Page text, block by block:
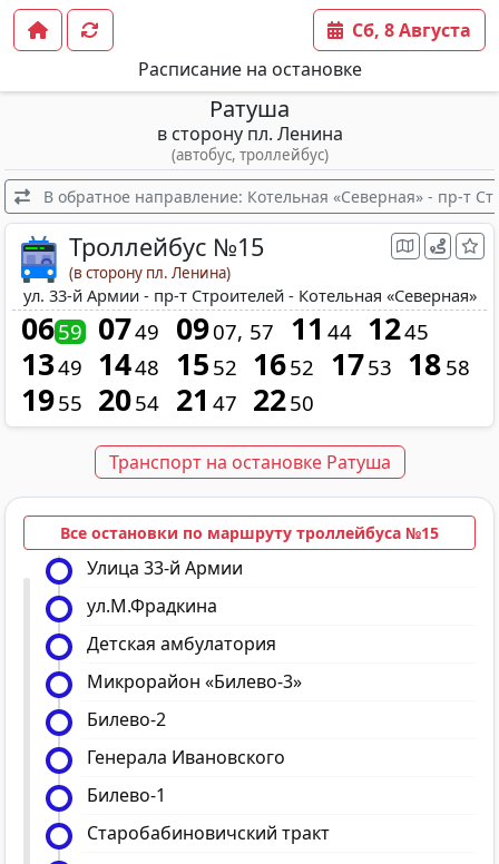
Расписание на остановке
Сб, 8 Августа
Ратуша
в сторону пл. Ленина
(автобус, троллейбус)
В обратное направление: Котельная «Северная» - пр-т
Троллейбус №15
(в сторону пл. Ленина)
ул. 33-й Армии - пр-т Строителей - Котельная «Северная»
0659 0749 0907 57 11 44 1245
1349 1448 15 52 1652 1753 18 58
1955 2054 21 47 2250
Транспорт на остановке Ратуша
Все остановки по маршруту троллейбуса №15
Улица 33-й Армии
ул.М.Фрадкина
Детская амбулатория
Микрорайон «Билево-3»
Билево-2
Генерала Ивановского
Билево-1
Старобабиновичский тракт